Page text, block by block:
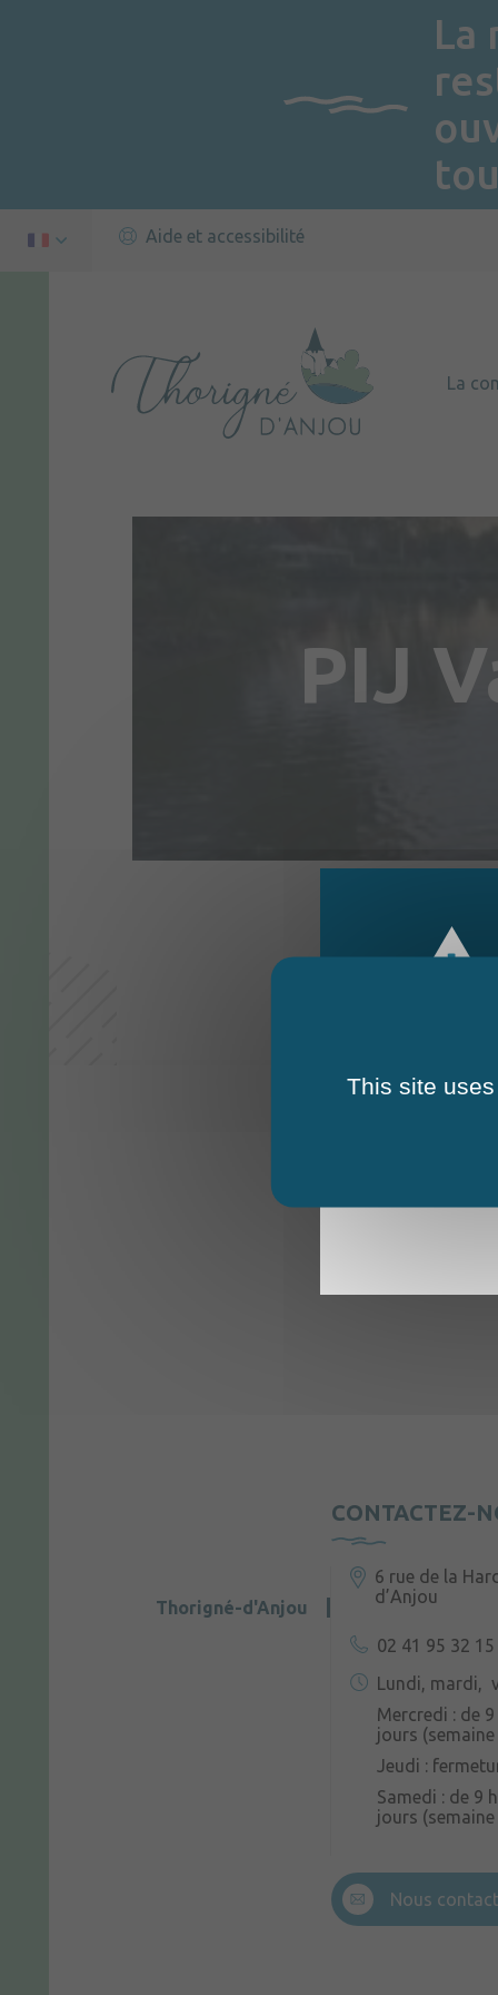
La
Aide et accessibilité
La
PIJ
CONTACTEZ-
Thorigné-d'Anjou
6 rue de la
d’Anjou
02 41 95 32 15
Lundi, mardi,
Mercredi : de
jours (semaine
Jeudi :
Samedi : de 9
jours
Nous
This site